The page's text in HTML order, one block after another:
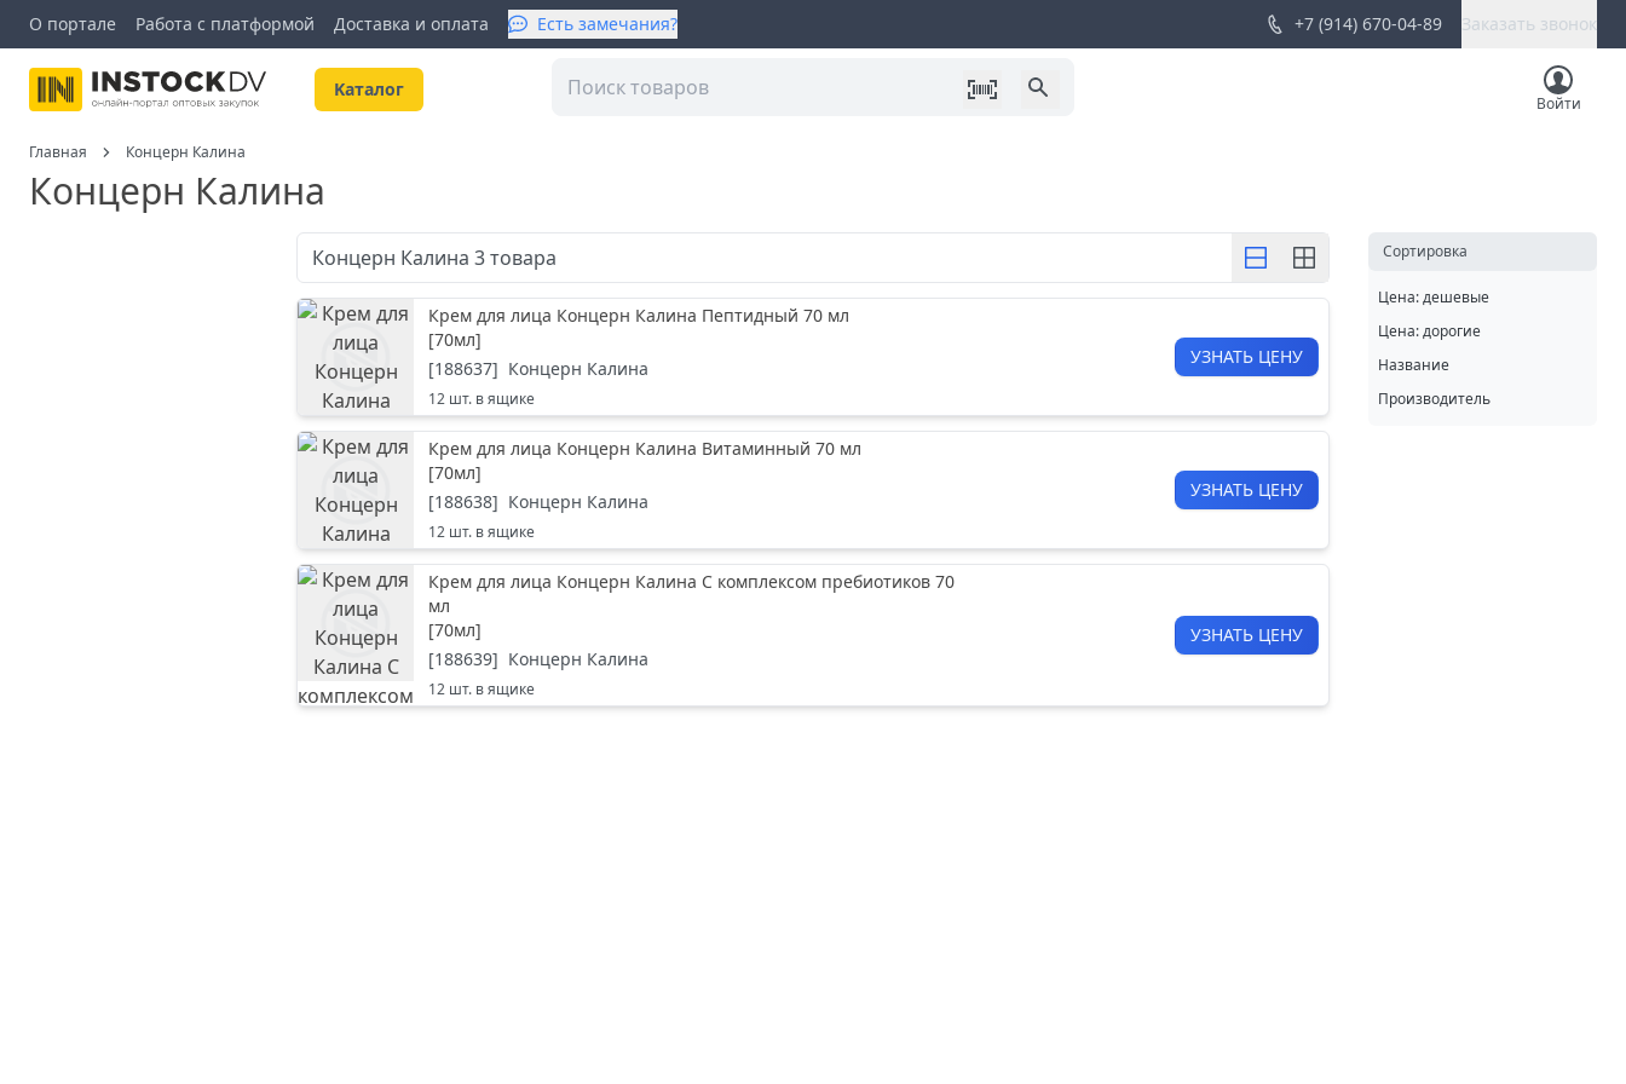
О портале Работа с платформой Доставка и оплата Есть замечания? +7 (914) 670-04-89 Заказать звонок
Kаталог
Войти
Главная Концерн Калина
Концерн Калина
Концерн Калина3товара
Крем для лица Концерн Калина Пептидный 70 мл
[70мл]
[188637] Концерн Калина
12 шт. в ящике
УЗНАТЬ ЦЕНУ
Крем для лица Концерн Калина Витаминный 70 мл
[70мл]
[188638] Концерн Калина
12 шт. в ящике
УЗНАТЬ ЦЕНУ
Крем для лица Концерн Калина С комплексом пребиотиков 70
мл
[70мл]
[188639] Концерн Калина
12 шт. в ящике
УЗНАТЬ ЦЕНУ
Cортировка
Цена: дешевые
Цена: дорогие
Название
Производитель